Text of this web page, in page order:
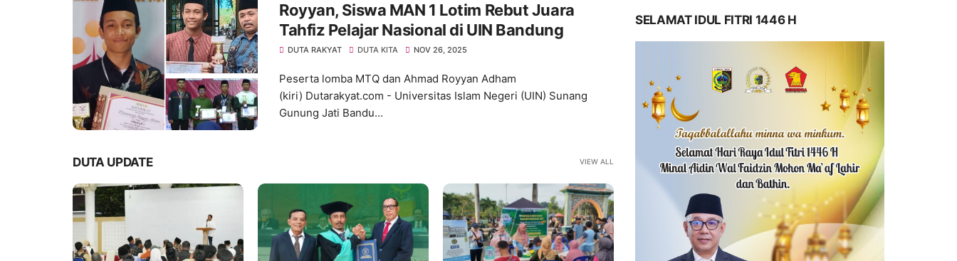
Royyan, Siswa MAN 1 Lotim Rebut Juara
Tahfiz Pelajar Nasional di UIN Bandung
DUTA RAKYAT DUTA KITA NOV 26, 2025
Peserta lomba MTQ dan Ahmad Royyan Adham
(kiri) Dutarakyat.com - Universitas Islam Negeri (UIN) Sunang
Gunung Jati Bandu...
DUTA UPDATE VIEW ALL
SELAMAT IDUL FITRI 1446 H